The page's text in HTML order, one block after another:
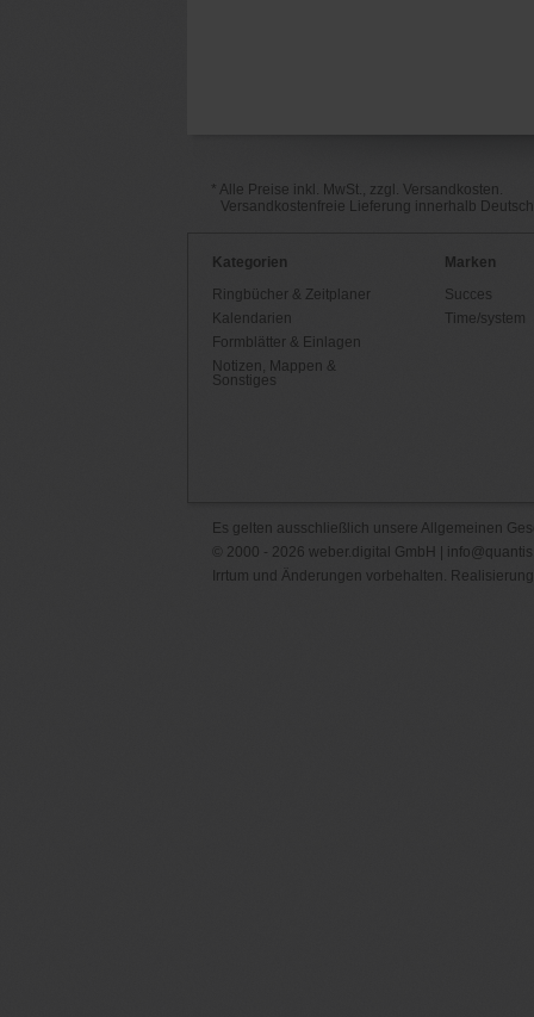
* Alle Preise inkl. MwSt., zzgl. Versandkosten.
Versandkostenfreie Lieferung innerhalb
Kategorien
Ringbücher & Zeitplaner
Kalendarien
Formblätter & Einlagen
Notizen, Mappen &
Sonstiges
Marken
Succes
Time/system
Es gelten ausschließlich unsere Allgemeinen
© 2000 - 2026 weber.digital GmbH |
Irrtum und Änderungen vorbehalten.